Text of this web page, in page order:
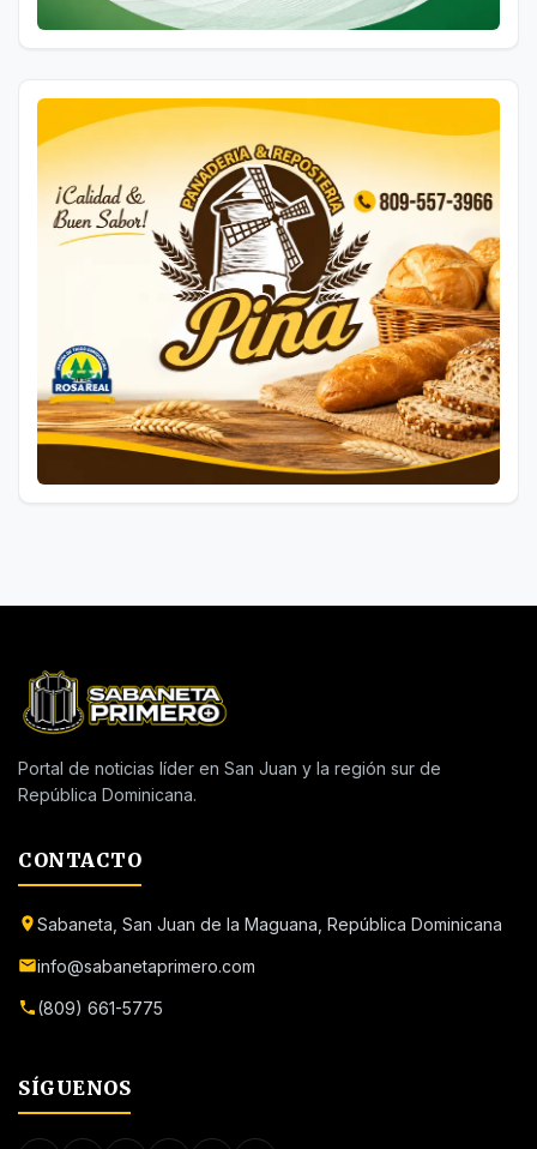
Portal de noticias líder en San Juan y la región sur de
República Dominicana.
CONTACTO
Sabaneta, San Juan de la Maguana, República Dominicana
info@sabanetaprimero.com
(809) 661-5775
SÍGUENOS